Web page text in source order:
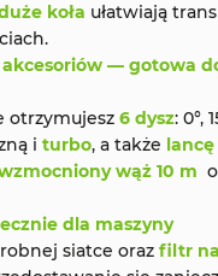
koła ułatwiają
akcesoriów — gotowa
otrzymujesz 6 dysz: 0°,
i turbo, a także
wąż 10 m
dla maszyny
siatce oraz filtr